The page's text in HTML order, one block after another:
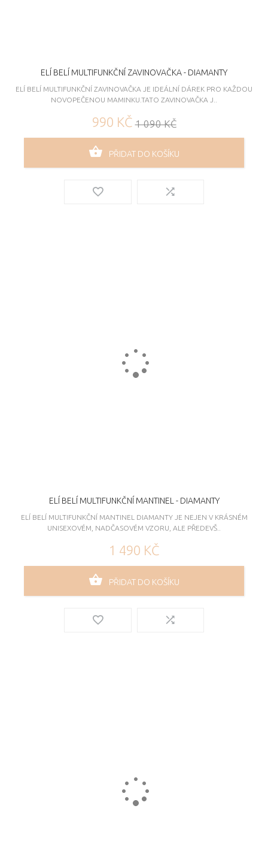
ELÍ BELÍ MULTIFUNKČNÍ ZAVINOVAČKA - DIAMANTY
ELÍ BELÍ MULTIFUNKČNÍ ZAVINOVAČKA JE IDEÁLNÍ DÁREK PRO KAŽDOU
NOVOPEČENOU MAMINKU.TATO ZAVINOVAČKA J..
990 KČ 1 090 KČ
PŘIDAT DO KOŠÍKU
ELÍ BELÍ MULTIFUNKČNÍ MANTINEL - DIAMANTY
ELÍ BELÍ MULTIFUNKČNÍ MANTINEL DIAMANTY JE NEJEN V KRÁSNÉM
UNISEXOVÉM, NADČASOVÉM VZORU, ALE PŘEDEVŠ..
1 490 KČ
PŘIDAT DO KOŠÍKU